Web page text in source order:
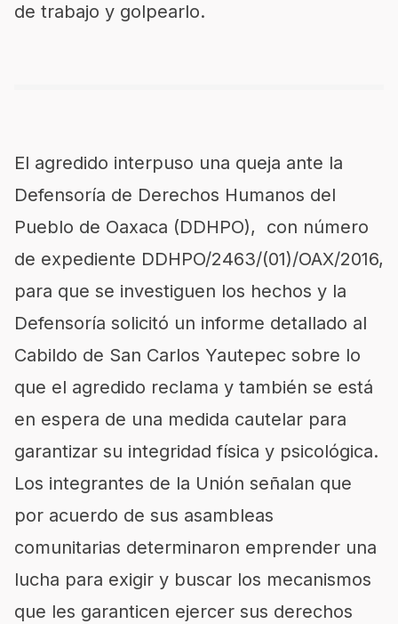
de trabajo y golpearlo.
El agredido interpuso una queja ante la
Defensoría de Derechos Humanos del
Pueblo de Oaxaca (DDHPO), con número
de expediente DDHPO/2463/(01)/OAX/2016,
para que se investiguen los hechos y la
Defensoría solicitó un informe detallado al
Cabildo de San Carlos Yautepec sobre lo
que el agredido reclama y también se está
en espera de una medida cautelar para
garantizar su integridad física y psicológica.
Los integrantes de la Unión señalan que
por acuerdo de sus asambleas
comunitarias determinaron emprender una
lucha para exigir y buscar los mecanismos
que les garanticen ejercer sus derechos